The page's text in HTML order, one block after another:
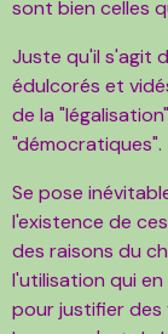
sont bien celles
Juste qu'il s'agit
édulcorés et
de la
"démocratiques".
Se pose
l'existence de
des raisons du
l'utilisation qui
pour justifier des